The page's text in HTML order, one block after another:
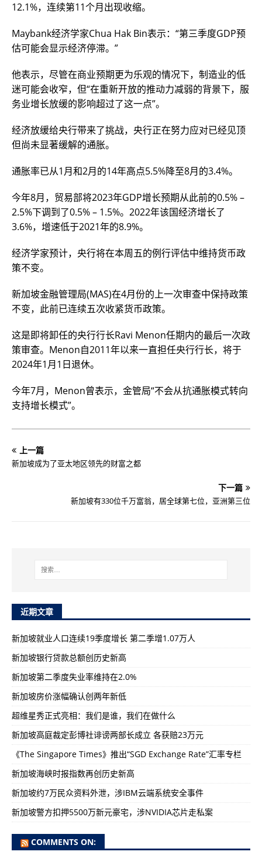
12.1%，连续第11个月出现收缩。
Maybank经济学家Chua Hak Bin表示：“第三季度GDP预
估可能会显示经济停滞。”
他表示，尽管在商业预期更为乐观的情况下，制造业的低
迷可能会收窄，但“在重新开放的推动力减弱的背景下，服
务业增长放缓的影响超过了这一点”。
经济放缓给央行带来了挑战，央行正在努力应对已经见顶
但尚未显著缓解的通胀。
通胀率已从1月和2月的14年高点5.5%降至8月的3.4%。
今年8月，贸易部将2023年GDP增长预期从此前的0.5% –
2.5%下调到了0.5% – 1.5%。2022年该国经济增长了
3.6%，增速低于2021年的8.9%。
经济学家预计，央行将在本周五的例行评估中维持货币政
策不变。
新加坡金融管理局(MAS)在4月份的上一次审查中保持政策
不变，此前已连续五次收紧货币政策。
这是即将卸任的央行行长Ravi Menon任期内的最后一次政
策审查。Menon自2011年以来一直担任央行行长，将于
2024年1月1日退休。
今年7月，Menon曾表示，金管局“不会从抗通胀模式转向
支持增长模式”。
上一篇
新加坡成为了亚太地区领先的财富之都
下一篇
新加坡有330位千万富翁，居全球第七位，亚洲第三位
近期文章
新加坡就业人口连续19季度增长 第二季增1.07万人
新加坡银行贷款总额创历史新高
新加坡第二季度失业率维持在2.0%
新加坡房价涨幅确认创两年新低
超维星秀正式亮相：我们是谁，我们在做什么
新加坡高庭裁定彭博社诽谤两部长成立 各获赔23万元
《The Singapore Times》推出“SGD Exchange Rate”汇率专栏
新加坡海峡时报指数再创历史新高
新加坡约7万民众资料外泄，涉IBM云端系统安全事件
新加坡警方扣押5500万新元豪宅，涉NVIDIA芯片走私案
COMMENTS ON: